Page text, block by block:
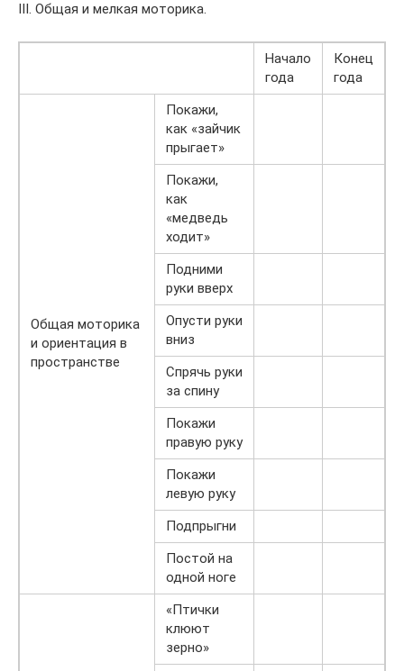
III. Общая и мелкая моторика.
Начало
года
Конец
года
Общая моторика
и ориентация в
пространстве
Покажи,
как «зайчик
прыгает»
Покажи,
как
«медведь
ходит»
Подними
руки вверх
Опусти руки
вниз
Спрячь руки
за спину
Покажи
правую руку
Покажи
левую руку
Подпрыгни
Постой на
одной ноге
«Птички
клюют
зерно»